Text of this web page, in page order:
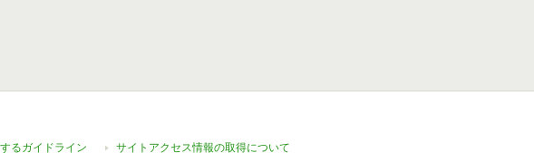
るガイドライン サイトアクセス情報の取得について